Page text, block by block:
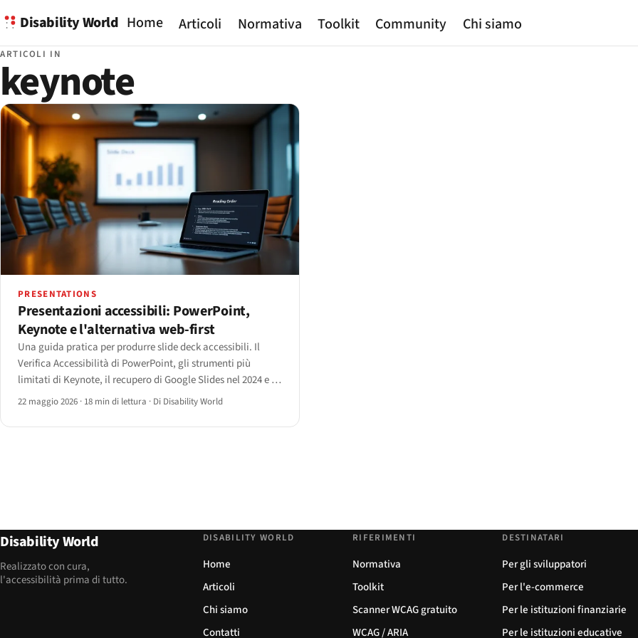
Disability World Home Articoli Normativa Toolkit Community Chi siamo
ARTICOLI IN
keynote
PRESENTATIONS
Presentazioni accessibili: PowerPoint,
Keynote e l'alternativa web-first
Una guida pratica per produrre slide deck accessibili. Il
Verifica Accessibilità di PowerPoint, gli strumenti più
limitati di Keynote, il recupero di Google Slides nel 2024 e il
percorso web-first con Reveal.js, Slidev e Marp — con un
22 maggio 2026 · 18 min di lettura · Di Disability World
Disability World
Realizzato con cura,
l'accessibilità prima di tutto.
DISABILITY WORLD
Home
Articoli
Chi siamo
Contatti
RIFERIMENTI
Normativa
Toolkit
Scanner WCAG gratuito
WCAG / ARIA
DESTINATARI
Per gli sviluppatori
Per l'e-commerce
Per le istituzioni finanziarie
Per le istituzioni educative